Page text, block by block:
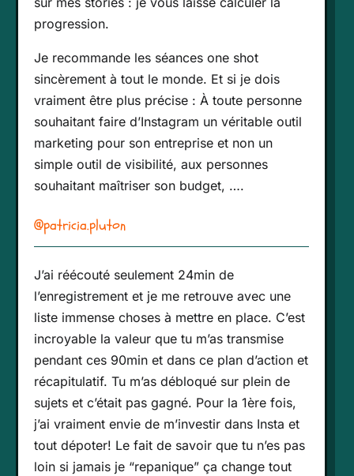
progression.
Je recommande les séances one shot
sincèrement à tout le monde. Et si je dois
vraiment être plus précise : À toute personne
souhaitant faire d’Instagram un véritable outil
marketing pour son entreprise et non un
simple outil de visibilité, aux personnes
souhaitant maîtriser son budget, ….
@patricia.pluton
J’ai réécouté seulement 24min de
l’enregistrement et je me retrouve avec une
liste immense choses à mettre en place. C’est
incroyable la valeur que tu m’as transmise
pendant ces 90min et dans ce plan d’action et
récapitulatif. Tu m’as débloqué sur plein de
sujets et c’était pas gagné. Pour la 1ère fois,
j’ai vraiment envie de m’investir dans Insta et
tout dépoter! Le fait de savoir que tu n’es pas
loin si jamais je “repanique” ça change tout